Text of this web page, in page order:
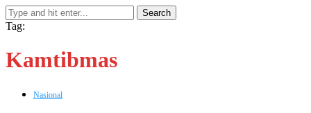
Search
Tag:
Kamtibmas
Nasional